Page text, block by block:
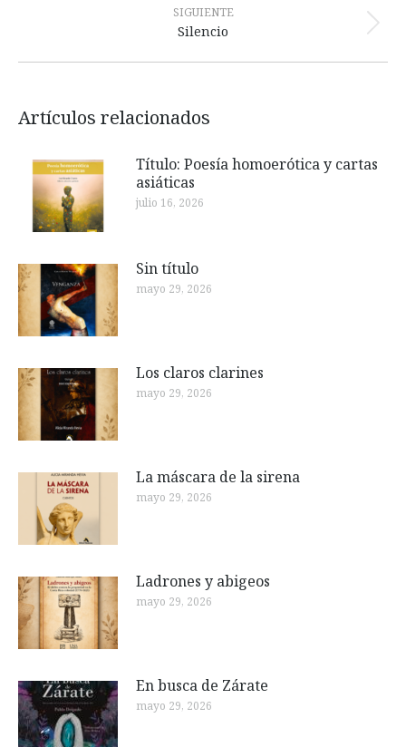
SIGUIENTE
Publicación
Silencio
Artículos relacionados
Título: Poesía homoerótica y cartas
asiáticas
julio 16, 2026
Sin título
mayo 29, 2026
Los claros clarines
mayo 29, 2026
La máscara de la sirena
mayo 29, 2026
Ladrones y abigeos
mayo 29, 2026
En busca de Zárate
mayo 29, 2026